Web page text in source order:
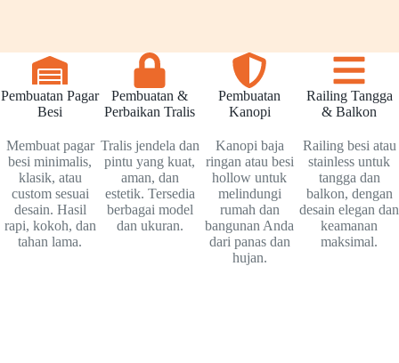
Pembuatan Pagar
Besi
Membuat pagar
besi minimalis,
klasik, atau
custom sesuai
desain. Hasil
rapi, kokoh, dan
tahan lama.
Pembuatan &
Perbaikan Tralis
Tralis jendela dan
pintu yang kuat,
aman, dan
estetik. Tersedia
berbagai model
dan ukuran.
Pembuatan
Kanopi
Kanopi baja
ringan atau besi
hollow untuk
melindungi
rumah dan
bangunan Anda
dari panas dan
hujan.
Railing Tangga
& Balkon
Railing besi atau
stainless untuk
tangga dan
balkon, dengan
desain elegan dan
keamanan
maksimal.